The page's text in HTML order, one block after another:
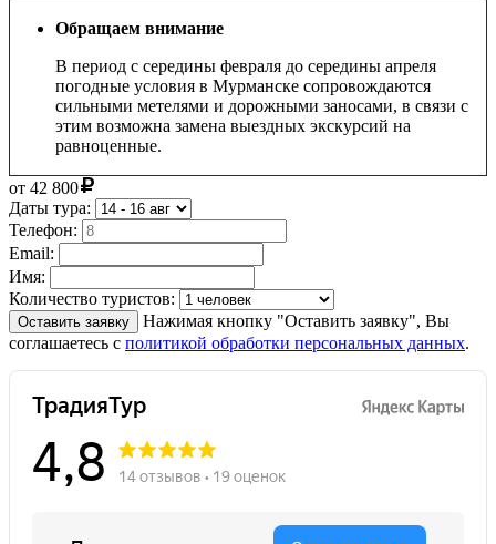
Обращаем внимание
В период с середины февраля до середины апреля
погодные условия в Мурманске сопровождаются
сильными метелями и дорожными заносами, в связи с
этим возможна замена выездных экскурсий на
равноценные.
от 42 800
Даты тура:
Телефон:
Email:
Имя:
Количество туристов:
Оставить заявку
Нажимая кнопку "Оставить заявку", Вы
соглашаетесь с политикой обработки персональных данных.